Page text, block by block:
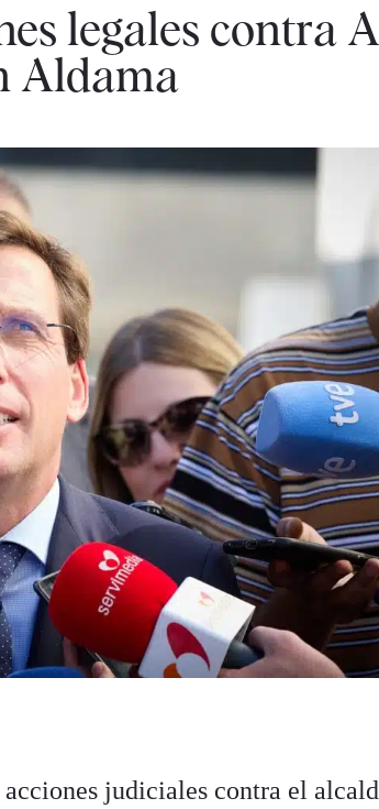
legales contra
Aldama
judiciales contra el